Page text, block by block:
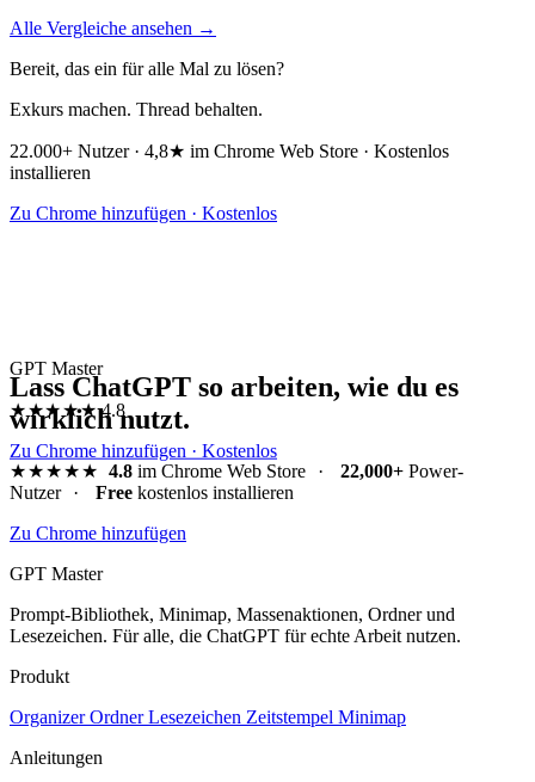
Alle Vergleiche ansehen →
Bereit, das ein für alle Mal zu lösen?
Exkurs machen. Thread behalten.
22.000+ Nutzer · 4,8★ im Chrome Web Store · Kostenlos
installieren
Zu Chrome hinzufügen · Kostenlos
GPT Master
★★★★★4.8
Zu Chrome hinzufügen · Kostenlos
Lass ChatGPT so arbeiten, wie du es
wirklich nutzt.
★★★★★ 4.8im Chrome Web Store · 22,000+Power-
Nutzer
· Free kostenlos installieren
Zu Chrome hinzufügen
GPT Master
Prompt-Bibliothek, Minimap, Massenaktionen, Ordner und
Lesezeichen. Für alle, die ChatGPT für echte Arbeit nutzen.
Produkt
OrganizerOrdnerLesezeichen Zeitstempel Minimap
Anleitungen